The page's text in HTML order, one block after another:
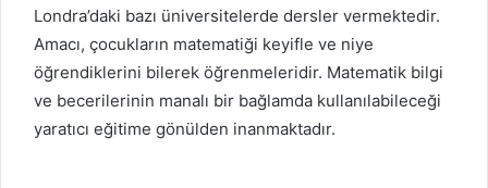
Londra’daki bazı üniversitelerde dersler vermektedir.
Amacı, çocukların matematiği keyifle ve niye
öğrendiklerini bilerek öğrenmeleridir. Matematik bilgi
ve becerilerinin manalı bir bağlamda kullanılabileceği
yaratıcı eğitime gönülden inanmaktadır.